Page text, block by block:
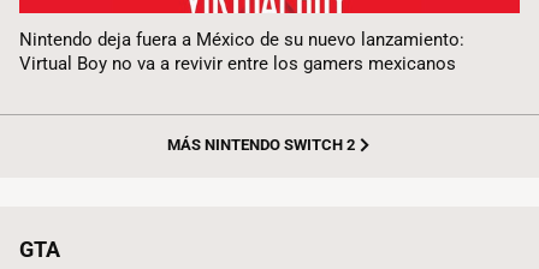
Nintendo deja fuera a México de su nuevo lanzamiento:
Virtual Boy no va a revivir entre los gamers mexicanos
MÁS NINTENDO SWITCH 2
GTA